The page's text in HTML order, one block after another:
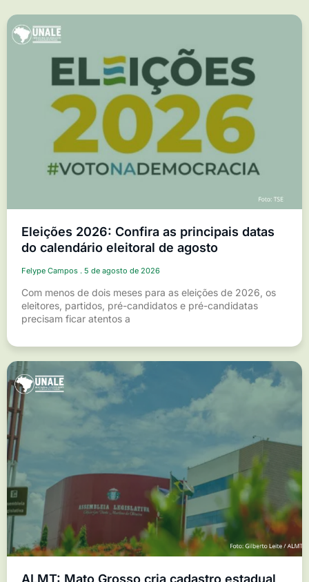
Eleições 2026: Confira as principais datas
do calendário eleitoral de agosto
Felype Campos 5 de agosto de 2026
Com menos de dois meses para as eleições de 2026, os
eleitores, partidos, pré-candidatos e pré-candidatas
precisam ficar atentos a
ALMT: Mato Grosso cria cadastro estadual